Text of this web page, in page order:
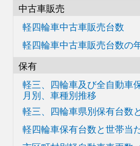
中古車販売
軽四輪車中古車販売台数
軽四輪車中古車販売台数の
保有
軽三、四輪車及び全自動車
月別、車種別推移
軽三、四輪車県別保有台数
軽四輪車保有台数と世帯当